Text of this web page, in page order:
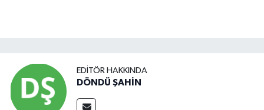
EDITÖR HAKKINDA
DÖNDÜ ŞAHİN